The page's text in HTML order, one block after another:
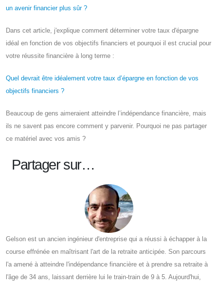
un avenir financier plus sûr ?
Dans cet article, j'explique comment déterminer votre taux d'épargne
idéal en fonction de vos objectifs financiers et pourquoi il est crucial pour
votre réussite financière à long terme :
Quel devrait être idéalement votre taux d’épargne en fonction de vos
objectifs financiers ?
Beaucoup de gens aimeraient atteindre l’indépendance financière, mais
ils ne savent pas encore comment y parvenir. Pourquoi ne pas partager
ce matériel avec vos amis ?
Partager sur…
Gelson est un ancien ingénieur d'entreprise qui a réussi à échapper à la
course effrénée en maîtrisant l'art de la retraite anticipée. Son parcours
l'a amené à atteindre l'indépendance financière et à prendre sa retraite à
l'âge de 34 ans, laissant derrière lui le train-train de 9 à 5. Aujourd'hui,